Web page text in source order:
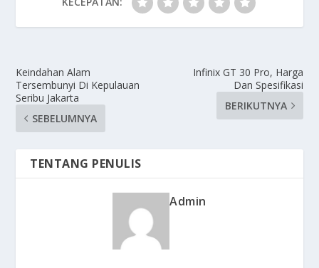
Keindahan Alam
Tersembunyi Di Kepulauan
Seribu Jakarta
SEBELUMNYA
Infinix GT 30 Pro, Harga
Dan Spesifikasi
BERIKUTNYA
TENTANG PENULIS
Admin